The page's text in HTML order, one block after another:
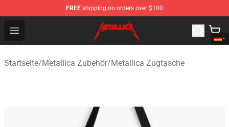
FREE shipping on orders over $100
Open menu
Metallica Store - Official Metallica Merchandise Shop
Startseite/Metallica Zubehör/Metallica Zugtasche